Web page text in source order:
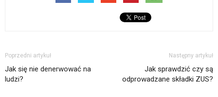
Poprzedni artykuł
Jak się nie denerwować na
ludzi?
Następny artykuł
Jak sprawdzić czy są
odprowadzane składki ZUS?